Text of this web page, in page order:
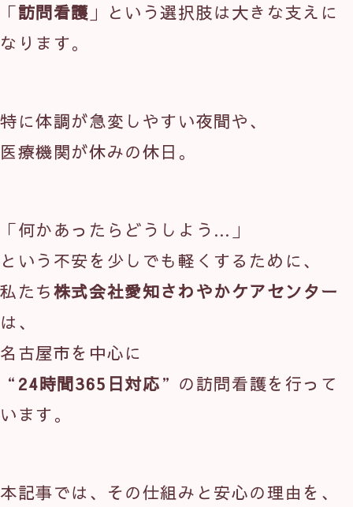
「訪問看護 」という選択肢は大きな支えに
なります。
特に体調が急変しやすい夜間や、
医療機関が休みの休日。
「何かあったらどうしよう…」
という不安を少しでも軽くするために、
私たち株式会社愛知さわやかケアセンター
は、
名古屋市を中心に
“ 24時間365日対応”の訪問看護を行って
います。
本記事では、その仕組みと安心の理由を、